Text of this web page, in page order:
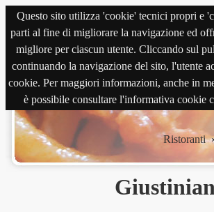
Questo sito utilizza 'cookie' tecnici propri e
parti al fine di migliorare la navigazione ed
migliore per ciascun utente. Cliccando sul
continuando la navigazione del sito, l'utente
cookie. Per maggiori informazioni, anche in
è possibile consultare l'informativa cookie
Ristoranti